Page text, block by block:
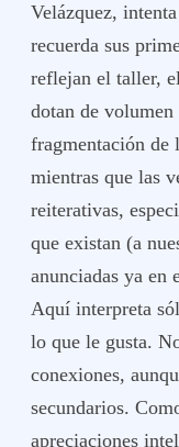
Velázquez,
recuerda sus
reflejan el taller,
dotan de
fragmentación
mientras que las
reiterativas,
que existan (a
anunciadas ya en
Aquí interpreta
lo que le gusta.
conexiones,
secundarios.
apreciaciones